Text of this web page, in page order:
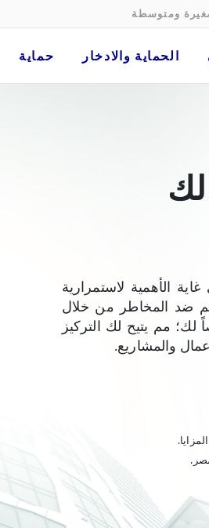
ومتوسطة
الحماية والادخار حماية
مصر
الأهمية لاستمرارية
ضد المخاطر من خلال
مم يتيح لك التركيز
والمشاريع.